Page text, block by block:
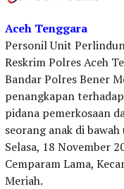
Aceh Tenggara
Personil Unit
Reskrim Polres Aceh
Bandar Polres Bener
penangkapan
pidana pemerkosaan
seorang anak di
Selasa, 18 November
Cemparam Lama,
Meriah.